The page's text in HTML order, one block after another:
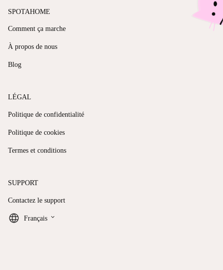
SPOTAHOME
Comment ça marche
À propos de nous
Blog
LÉGAL
Politique de confidentialité
Politique de cookies
Termes et conditions
SUPPORT
Contactez le support
Français keyboard_arrow_down